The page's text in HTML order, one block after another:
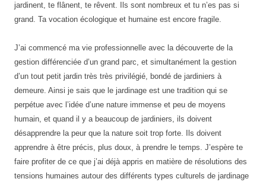
jardinent, te flânent, te rêvent. Ils sont nombreux et tu n’es pas si
grand. Ta vocation écologique et humaine est encore fragile.
J’ai commencé ma vie professionnelle avec la découverte de la
gestion différenciée d’un grand parc, et simultanément la gestion
d’un tout petit jardin très très privilégié, bondé de jardiniers à
demeure. Ainsi je sais que le jardinage est une tradition qui se
perpétue avec l’idée d’une nature immense et peu de moyens
humain, et quand il y a beaucoup de jardiniers, ils doivent
désapprendre la peur que la nature soit trop forte. Ils doivent
apprendre à être précis, plus doux, à prendre le temps. J’espère te
faire profiter de ce que j’ai déjà appris en matière de résolutions des
tensions humaines autour des différents types culturels de jardinage